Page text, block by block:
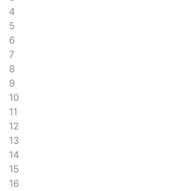
4
5
6
7
8
9
10
11
12
13
14
15
16